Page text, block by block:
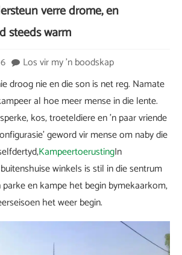
verre drome, en
steeds warm
6
Los vir my 'n boodskap
droog nie en die son is net reg. Namate
al hoe meer mense in die lente.
kos, troeteldiere en 'n paar vriende
geword vir mense om naby die
KampeertoerustingIn
winkels is stil in die sentrum
en kampe het begin bymekaarkom,
het weer begin.